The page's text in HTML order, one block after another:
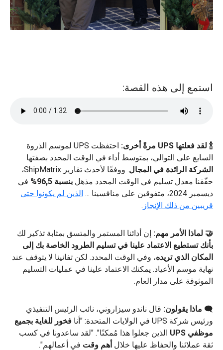
استمع إلى هذه القصة:
🍾 لقد فعلتها UPS مرةً أخرى:
احتفظت UPS لموسم الذروة
السابع على التوالي، بمتوسط ​​أداء في الوقت المحدد بصفتها
الشركة الرائدة في المجال
. ووفقًا لأحدث تقارير ShipMatrix،
حقّقنا معدل تسليم في الوقت المحدد مذهل بنسبة 96,5%
في
ديسمبر 2024، متفوقين على منافسينا ...
الذين لم يكونوا حتى
قريبين من ذلك الإنجاز .
🤝 لماذا الأمر مهم: إن أدائنا المستمر والمتسق بمثابة تذكير لك
بأنك تستطيع الاعتماد علينا في تسليم الطرود الخاصة بك إلى
المكان الذي تريده، وفي الوقت المحدد. لكن تفانينا لا يتوقف عند
نهاية موسم الأعياد. يمكنك الاعتماد علينا في عمليات التسليم
الموثوقة على مدار العام.
🗨️ ماذا يقولون: قال ناندو سيزاروني، نائب الرئيس التنفيذي
ورئيس شركة UPS في الولايات المتحدة: "أنا
فخور للغاية بجميع
موظفي UPS
الذين جعلوا هذا مُمكنًا". "لقد ساعدونا في كسب
ثقة عملائنا والحفاظ عليها خلال أهم وقت في أعمالهم".